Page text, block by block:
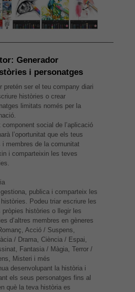
Generador
i personatges
pretén ser el teu company diari
històries o crear
limitats només per la
component social de l’aplicació
l’oportunitat que els teus
i membres de la comunitat
i comparteixin les teves
publica i comparteix les
Podeu triar escriure les
pròpies històries o llegir les
d’altres membres en gèneres
Acció / Suspens,
/ Drama, Ciència / Espai,
Fantasia / Màgia, Terror /
Misteri i més
desenvolupant la història i
els seus personatges fins al
què la teva història es